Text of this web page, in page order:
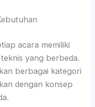
acara memiliki
yang berbeda.
berbagai kategori
dengan konsep